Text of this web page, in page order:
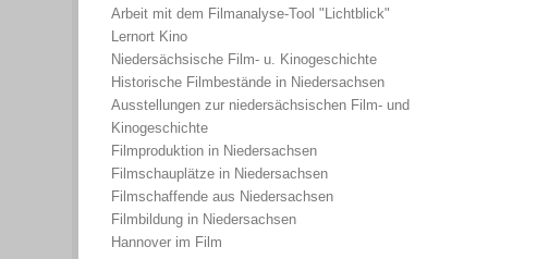
Arbeit mit dem Filmanalyse-Tool "Lichtblick"
Lernort Kino
Niedersächsische Film- u. Kinogeschichte
Historische Filmbestände in Niedersachsen
Ausstellungen zur niedersächsischen Film- und
Kinogeschichte
Filmproduktion in Niedersachsen
Filmschauplätze in Niedersachsen
Filmschaffende aus Niedersachsen
Filmbildung in Niedersachsen
Hannover im Film